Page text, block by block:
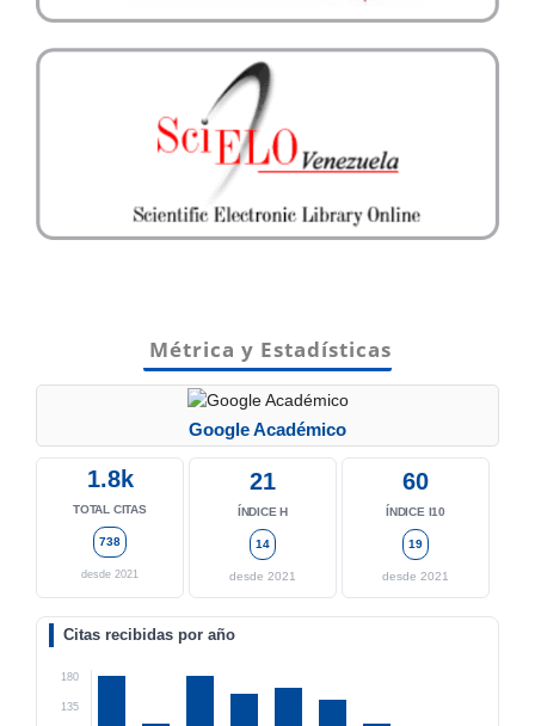
Métrica y Estadísticas
Google Académico
1.8k
TOTAL CITAS
738
desde 2021
21
ÍNDICE H
14
desde 2021
60
ÍNDICE I10
19
desde 2021
Citas recibidas por año
180
135